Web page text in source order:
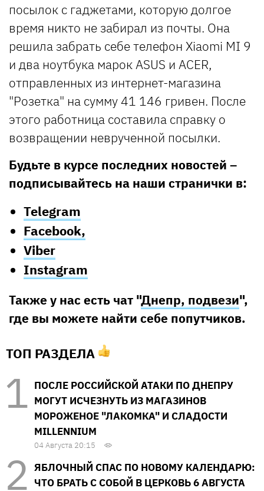
посылок с гаджетами, которую долгое
время никто не забирал из почты. Она
решила забрать себе телефон Xiaomi MI 9
и два ноутбука марок ASUS и ACER,
отправленных из интернет-магазина
"Розетка" на сумму 41 146 гривен. После
этого работница составила справку о
возвращении неврученной посылки.
Будьте в курсе последних новостей –
подписывайтесь на наши странички в:
Telegram
Facebook,
Viber
Instagram
Также у нас есть чат "Днепр, подвези",
где вы можете найти себе попутчиков.
ТОП РАЗДЕЛА
ПОСЛЕ РОССИЙСКОЙ АТАКИ ПО ДНЕПРУ
МОГУТ ИСЧЕЗНУТЬ ИЗ МАГАЗИНОВ
МОРОЖЕНОЕ "ЛАКОМКА" И СЛАДОСТИ
MILLENNIUM
04 Августа 20:15
ЯБЛОЧНЫЙ СПАС ПО НОВОМУ КАЛЕНДАРЮ:
ЧТО БРАТЬ С СОБОЙ В ЦЕРКОВЬ 6 АВГУСТА